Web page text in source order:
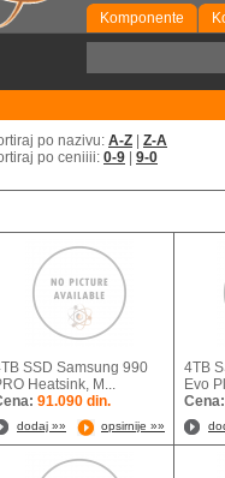
Komponente
po nazivu: A-Z
Z-A
po ceniiii: 0-9 9-0
SSD Samsung 990
Heatsink, M...
91.090 din.
dodaj »» opsirnije »»
4TB
Evo